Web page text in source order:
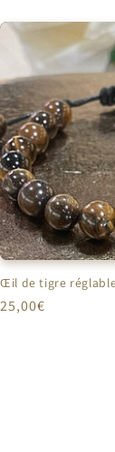
Œil de tigre
Prix
25,00€